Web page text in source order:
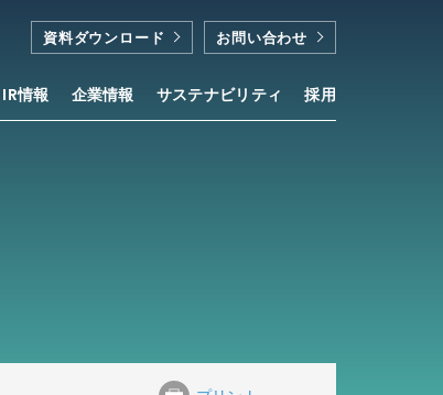
IR情報 企業情報 サステナビリティ 採用
資料ダウンロード お問い合わせ